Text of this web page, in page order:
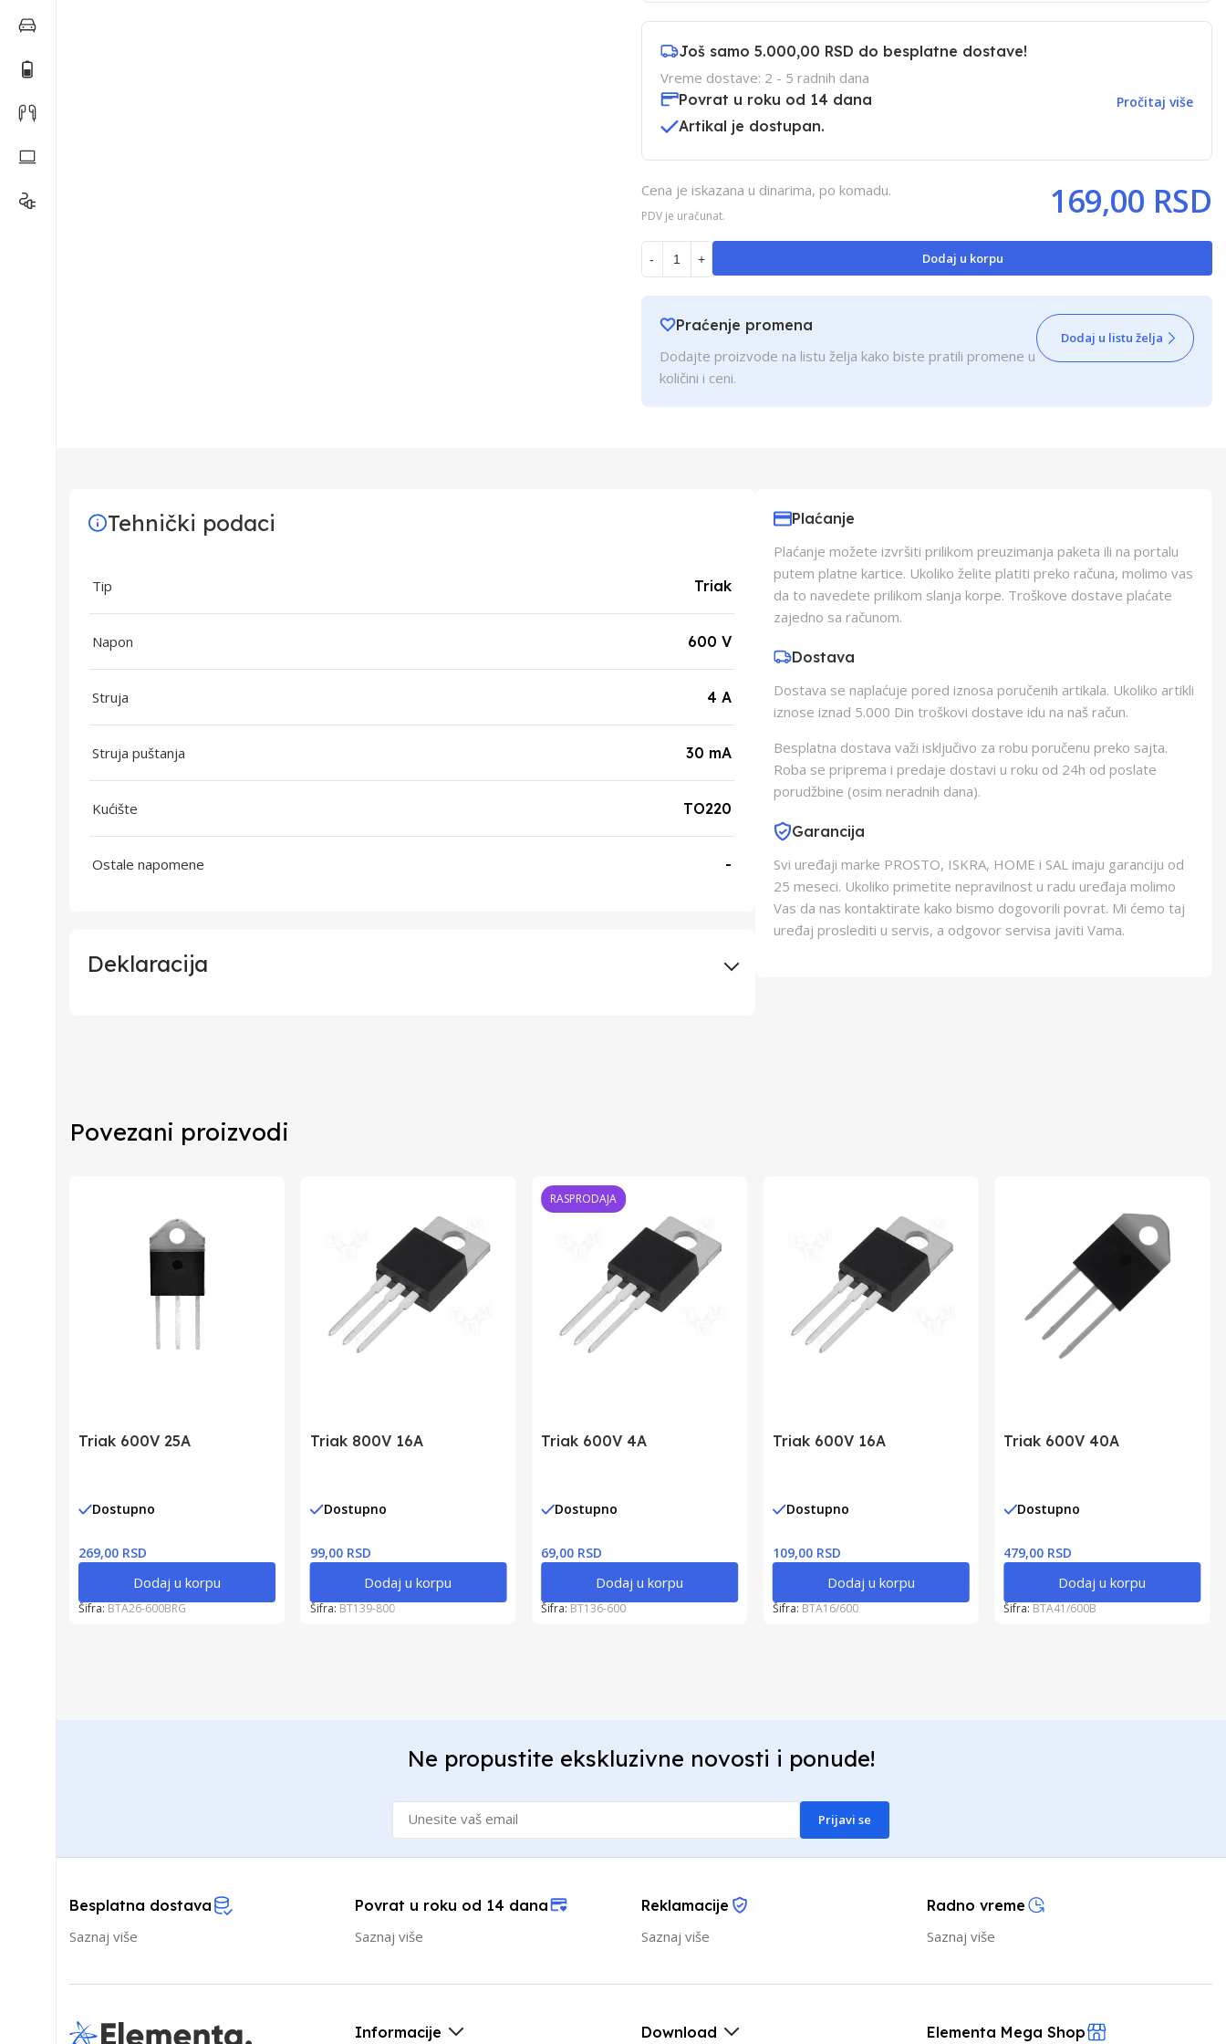
Još samo 5.000,00 RSD do besplatne dostave!
Vreme dostave: 2 - 5 radnih dana
Povrat u roku od 14 dana
Pročitaj više
Artikal je dostupan.
Cena je iskazana u dinarima, po komadu.
PDV je uračunat. 169,00 RSD
- + Dodaj u korpu
Praćenje promena
Dodajte proizvode na listu želja kako biste pratili promene u
količini i ceni.
Dodaj u listu želja
Tehnički podaci
Tip Triak
Napon 600 V
Struja 4 A
Struja puštanja 30 mA
Kućište TO220
Ostale napomene -
Deklaracija
Zemlja Porekla
Plaćanje
Plaćanje možete izvršiti prilikom preuzimanja paketa ili na portalu
putem platne kartice. Ukoliko želite platiti preko računa, molimo vas
da to navedete prilikom slanja korpe. Troškove dostave plaćate
zajedno sa računom.
Dostava
Dostava se naplaćuje pored iznosa poručenih artikala. Ukoliko artikli
iznose iznad 5.000 Din troškovi dostave idu na naš račun.
Besplatna dostava važi isključivo za robu poručenu preko sajta.
Roba se priprema i predaje dostavi u roku od 24h od poslate
porudžbine (osim neradnih dana).
Garancija
Svi uređaji marke PROSTO, ISKRA, HOME i SAL imaju garanciju od
25 meseci. Ukoliko primetite nepravilnost u radu uređaja molimo
Vas da nas kontaktirate kako bismo dogovorili povrat. Mi ćemo taj
uređaj proslediti u servis, a odgovor servisa javiti Vama.
Povezani proizvodi
Triak 600V 25A
Dostupno
269,00 RSD
Dodaj u korpu
Šifra: BTA26-600BRG
Triak 800V 16A
Dostupno
99,00 RSD
Dodaj u korpu
Šifra: BT139-800
RASPRODAJA
Triak 600V 4A
Dostupno
69,00 RSD
Dodaj u korpu
Šifra: BT136-600
Triak 600V 16A
Dostupno
109,00 RSD
Dodaj u korpu
Šifra: BTA16/600
Triak 600V 40A
Dostupno
479,00 RSD
Dodaj u korpu
Šifra: BTA41/600B
Ne propustite ekskluzivne novosti i ponude!
Prijavi se
Besplatna dostava
Saznaj više
Povrat u roku od 14 dana
Saznaj više
Reklamacije
Saznaj više
Radno vreme
Saznaj više
Informacije Download Elementa Mega Shop